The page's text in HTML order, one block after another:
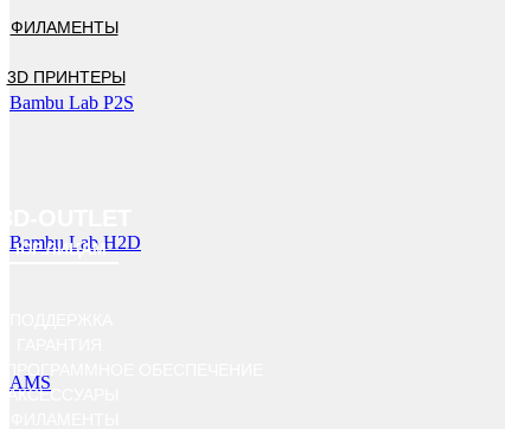
ФИЛАМЕНТЫ
3D ПРИНТЕРЫ
ЮР.ЛИЦАМ
АКСЕССУАРЫ
Bambu Lab P2S
Bambu Lab H2D
AMS